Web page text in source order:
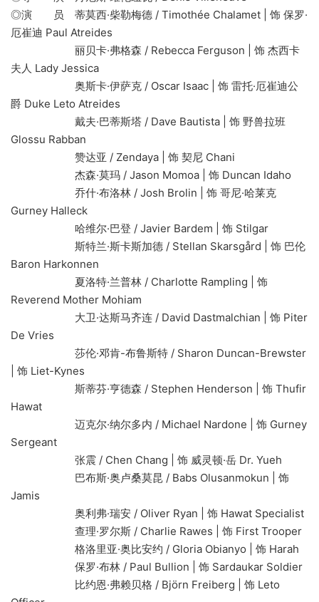
◎演 员 蒂莫西·柴勒梅德 / Timothée Chalamet | 饰 保罗·
厄崔迪 Paul Atreides
丽贝卡·弗格森 / Rebecca Ferguson | 饰 杰西卡
夫人 Lady Jessica
奥斯卡·伊萨克 / Oscar Isaac | 饰 雷托·厄崔迪公
爵 Duke Leto Atreides
戴夫·巴蒂斯塔 / Dave Bautista | 饰 野兽拉班
Glossu Rabban
赞达亚 / Zendaya | 饰 契尼 Chani
杰森·莫玛 / Jason Momoa | 饰 Duncan Idaho
乔什·布洛林 / Josh Brolin | 饰 哥尼·哈莱克
Gurney Halleck
哈维尔·巴登 / Javier Bardem | 饰 Stilgar
斯特兰·斯卡斯加德 / Stellan Skarsgård | 饰 巴伦
Baron Harkonnen
夏洛特·兰普林 / Charlotte Rampling | 饰
Reverend Mother Mohiam
大卫·达斯马齐连 / David Dastmalchian | 饰 Piter
De Vries
莎伦·邓肯-布鲁斯特 / Sharon Duncan-Brewster
| 饰 Liet-Kynes
斯蒂芬·亨德森 / Stephen Henderson | 饰 Thufir
Hawat
迈克尔·纳尔多内 / Michael Nardone | 饰 Gurney
Sergeant
张震 / Chen Chang | 饰 威灵顿·岳 Dr. Yueh
巴布斯·奥卢桑莫昆 / Babs Olusanmokun | 饰
Jamis
奥利弗·瑞安 / Oliver Ryan | 饰 Hawat Specialist
查理·罗尔斯 / Charlie Rawes | 饰 First Trooper
格洛里亚·奥比安约 / Gloria Obianyo | 饰 Harah
保罗·布林 / Paul Bullion | 饰 Sardaukar Soldier
比约恩·弗赖贝格 / Björn Freiberg | 饰 Leto